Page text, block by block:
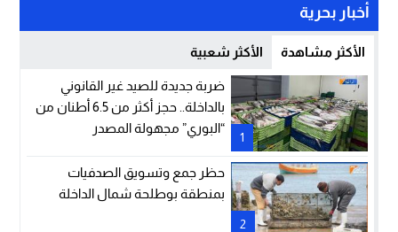
أخبار بحرية
الأكثر مشاهدة الأكثر شعبية
1
ضربة جديدة للصيد غير القانوني
بالداخلة.. حجز أكثر من 6.5 أطنان من
“البوري” مجهولة المصدر
2
حظر جمع وتسويق الصدفيات
بمنطقة بوطلحة شمال الداخلة